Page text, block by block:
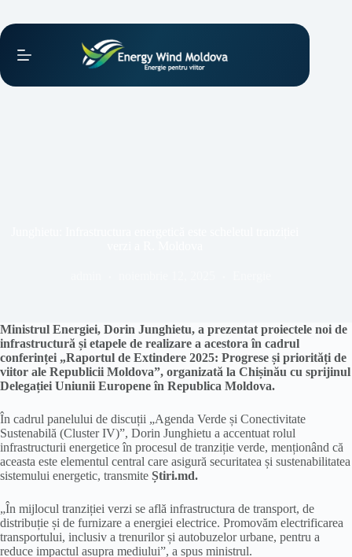
conținut
Ministrul Energiei, Dorin Junghietu, a prezentat proiectele noi de
infrastructură și etapele de realizare a acestora în cadrul
conferinței „Raportul de Extindere 2025: Progrese și priorități de
viitor ale Republicii Moldova”, organizată la Chișinău cu sprijinul
Delegației Uniunii Europene în Republica Moldova.
În cadrul panelului de discuții „Agenda Verde și Conectivitate
Sustenabilă (Cluster IV)”, Dorin Junghietu a accentuat rolul
infrastructurii energetice în procesul de tranziție verde, menționând că
aceasta este elementul central care asigură securitatea și sustenabilitatea
sistemului energetic, transmite Știri.md.
„În mijlocul tranziției verzi se află infrastructura de transport, de
distribuție și de furnizare a energiei electrice. Promovăm electrificarea
transportului, inclusiv a trenurilor și autobuzelor urbane, pentru a
reduce impactul asupra mediului”, a spus ministrul.